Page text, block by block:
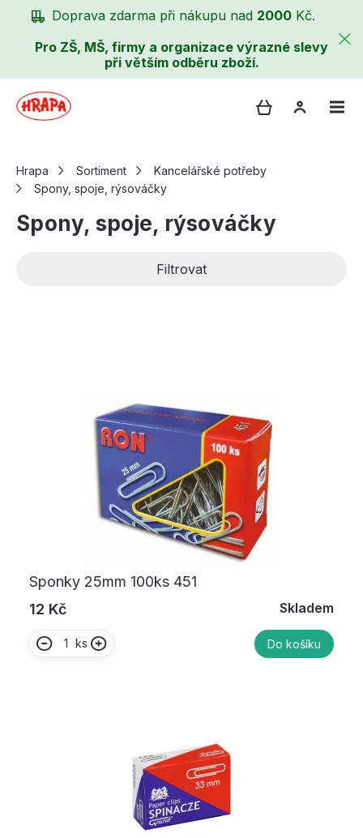
Doprava zdarma při nákupu nad 2000 Kč.
Pro ZŠ, MŠ, firmy a organizace výrazné slevy
při větším odběru zboží.
Hrapa Sortiment
Kancelářské potřeby
Spony, spoje, rýsováčky
Spony, spoje, rýsováčky
Filtrovat
Sponky 25mm 100ks 451
12 Kč
Skladem
ks Do košíku